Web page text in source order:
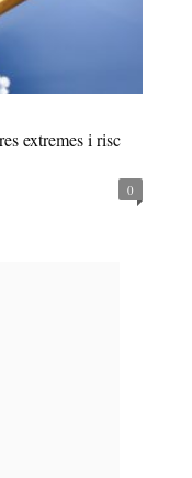
extremes i risc
0